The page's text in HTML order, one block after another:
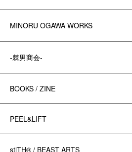
MINORU OGAWA WORKS
-棘男商会-
BOOKS / ZINE
PEEL&LIFT
stlTH® / BEAST ARTS